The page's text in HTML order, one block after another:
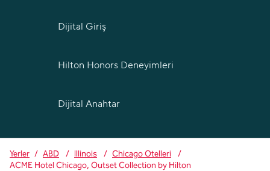
Dijital Giriş
Hilton Honors Deneyimleri
Dijital Anahtar
Yerler / ABD / Illinois / Chicago Otelleri
/
ACME Hotel Chicago, Outset Collection by Hilton